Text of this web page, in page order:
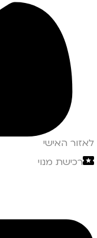
לאזור האישי
רכישת מנוי